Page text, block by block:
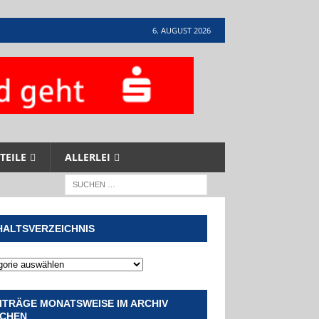
6. AUGUST 2026
ALLERLEI
MONATSWEISE IM ARCHIV